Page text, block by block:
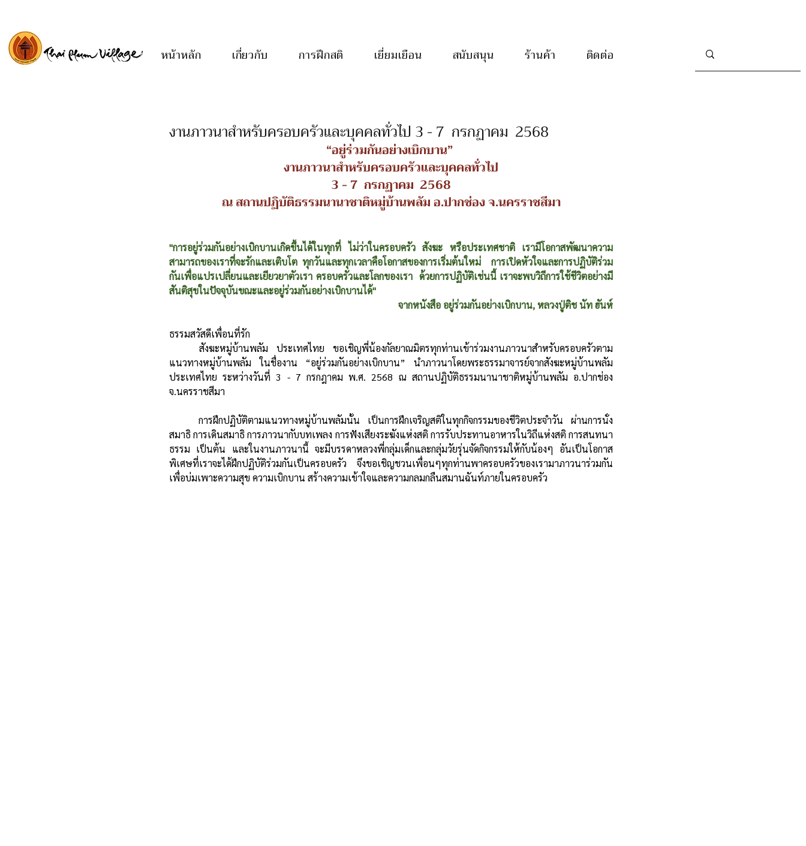
หน้าหลัก เกี่ยวกับ การฝึกสติ เยี่ยมเยือน สนับสนุน ร้านค้า ติดต่อ
งานภาวนาสำหรับครอบครัวและบุคคลทั่วไป 3 - 7 กรกฏาคม 2568
“อยู่ร่วมกันอย่างเบิกบาน”
งานภาวนาสำหรับครอบครัวและบุคคลทั่วไป
3 - 7  กรกฏาคม  2568
ณ สถานปฏิบัติธรรมนานาชาติหมู่บ้านพลัม อ.ปากช่อง จ.นครราชสีมา
"การอยู่ร่วมกันอย่างเบิกบานเกิดขึ้นได้ในทุกที่ ไม่ว่าในครอบครัว สังฆะ หรือประเทศชาติ เรามีโอกาสพัฒนาความ
สามารถของเราที่จะรักและเติบโต ทุกวันและทุกเวลาคือโอกาสของการเริ่มต้นใหม่  การเปิดหัวใจและการปฏิบัติร่วม
กันเพื่อแปรเปลี่ยนและเยียวยาตัวเรา ครอบครัวและโลกของเรา  ด้วยการปฏิบัติเช่นนี้ เราจะพบวิถีการใช้ชีวิตอย่างมี
สันติสุขในปัจจุบันขณะและอยู่ร่วมกันอย่างเบิกบานได้"
จากหนังสือ อยู่ร่วมกันอย่างเบิกบาน, หลวงปู่ติช นัท ฮันห์
ธรรมสวัสดีเพื่อนที่รัก
แนวทางหมู่บ้านพลัม ในชื่องาน “อยู่ร่วมกันอย่างเบิกบาน” นำภาวนาโดยพระธรรมาจารย์จากสังฆะหมู่บ้านพลัม
ประเทศไทย ระหว่างวันที่ 3 - 7 กรกฎาคม พ.ศ. 2568 ณ สถานปฏิบัติธรรมนานาชาติหมู่บ้านพลัม อ.ปากช่อง
จ.นครราชสีมา
สมาธิ การเดินสมาธิ การภาวนากับบทเพลง การฟังเสียงระฆังแห่งสติ การรับประทานอาหารในวิถีแห่งสติ การสนทนา
ธรรม เป็นต้น และในงานภาวนานี้ จะมีบรรดาหลวงพี่กลุ่มเด็กและกลุ่มวัยรุ่นจัดกิจกรรมให้กับน้องๆ อันเป็นโอกาส
พิเศษที่เราจะได้ฝึกปฏิบัติร่วมกันเป็นครอบครัว จึงขอเชิญชวนเพื่อนๆทุกท่านพาครอบครัวของเรามาภาวนาร่วมกัน
เพื่อบ่มเพาะความสุข ความเบิกบาน สร้างความเข้าใจและความกลมกลืนสมานฉันท์ภายในครอบครัว